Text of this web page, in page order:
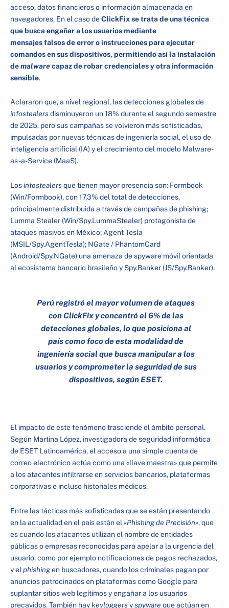
acceso, datos financieros o información almacenada en
navegadores, En el caso deClickFix se trata de una técnica
que busca engañar a los usuarios mediante
mensajes falsos de error o instrucciones para ejecutar
comandos en sus dispositivos, permitiendo así la instalación
demalwarecapaz de robar credenciales y otra información
sensible.
Aclararon que, a nivel regional, las detecciones globales de
infostealersdisminuyeron un 18% durante el segundo semestre
de 2025, pero sus campañas se volvieron más sofisticadas,
impulsadas por nuevas técnicas de ingeniería social, el uso de
inteligencia artificial (IA) y el crecimiento del modelo Malware-
as-a-Service (MaaS).
Losinfostealersque tienen mayor presencia son: Formbook
(Win/Formbook), con 17,3% del total de detecciones,
principalmente distribuida a través de campañas de phishing;
Lumma Stealer (Win/Spy.LummaStealer) protagonista de
ataques masivos en México; Agent Tesla
(MSIL/Spy.AgentTesla); NGate / PhantomCard
(Android/Spy.NGate) una amenaza de spyware móvil orientada
al ecosistema bancario brasileño y Spy.Banker (JS/Spy.Banker).
Perú registró el mayor volumen de ataques
con ClickFix y concentró el 6% de las
detecciones globales, lo que posiciona al
país como foco de esta modalidad de
ingeniería social que busca manipular a los
usuarios y comprometer la seguridad de sus
dispositivos, según ESET.
El impacto de este fenómeno trasciende el ámbito personal.
Según Martina López, investigadora de seguridad informática
de ESET Latinoamérica, el acceso a una simple cuenta de
correo electrónico actúa como una «llave maestra» que permite
a los atacantes infiltrarse en servicios bancarios, plataformas
corporativas e incluso historiales médicos.
Entre las tácticas más sofisticadas que se están presentando
en la actualidad en el país están el «Phishing de Precisión», que
es cuando los atacantes utilizan el nombre de entidades
públicas o empresas reconocidas para apelar a la urgencia del
usuario, como por ejemplo notificaciones de pagos rechazados,
y el phishingen buscadores, cuando los criminales pagan por
anuncios patrocinados en plataformas como Google para
suplantar sitios web legítimos y engañar a los usuarios
precavidos. También haykeyloggersyspyware que actúan en